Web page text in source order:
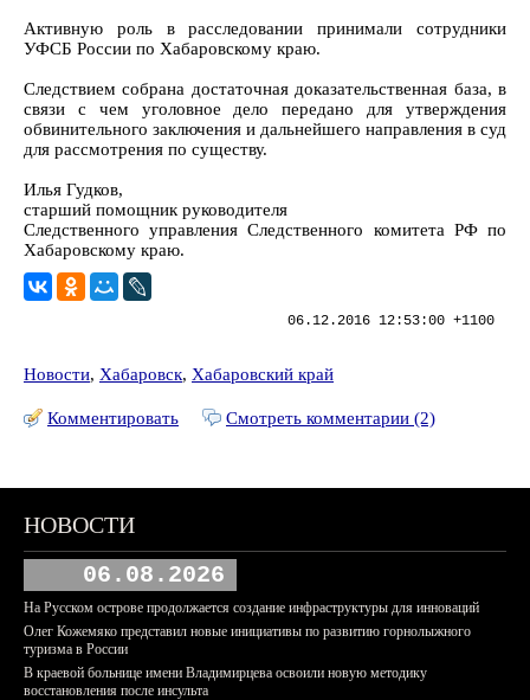
Активную роль в расследовании принимали сотрудники
УФСБ России по Хабаровскому краю.
Следствием собрана достаточная доказательственная база, в
связи с чем уголовное дело передано для утверждения
обвинительного заключения и дальнейшего направления в суд
для рассмотрения по существу.
Илья Гудков,
старший помощник руководителя
Следственного управления Следственного комитета РФ по
Хабаровскому краю.
06.12.2016 12:53:00 +1100
Новости, Хабаровск, Хабаровский край
Комментировать Смотреть комментарии (2)
НОВОСТИ
06.08.2026
На Русском острове продолжается создание инфраструктуры для инноваций
Олег Кожемяко представил новые инициативы по развитию горнолыжного
туризма в России
В краевой больнице имени Владимирцева освоили новую методику
восстановления после инсульта